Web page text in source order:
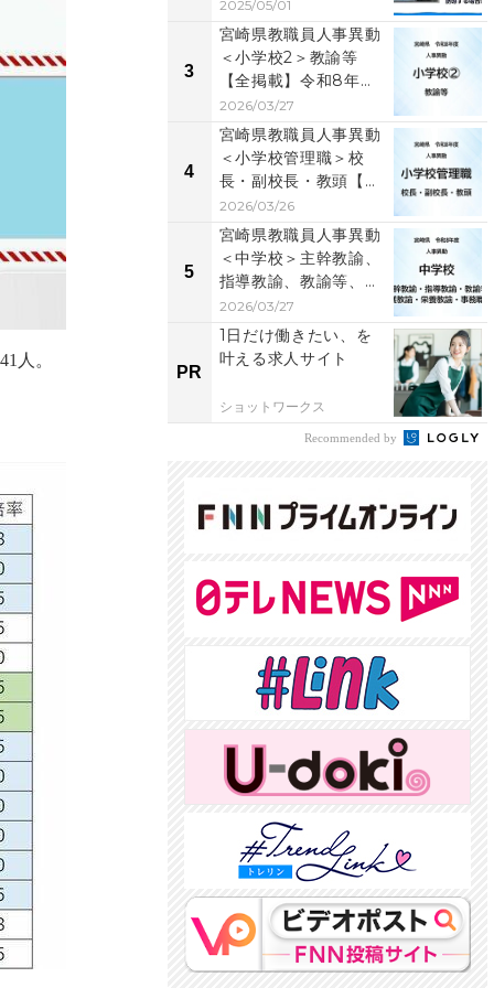
人。
2025/05/01
3
宮崎県教職員人事異動
＜小学校2＞教諭等
【全掲載】令和8年
度 あなたの恩師はど
の学...
2026/03/27
4
宮崎県教職員人事異動
＜小学校管理職＞校
長・副校長・教頭【全
掲載】令和8年度 あ
な...
2026/03/26
5
宮崎県教職員人事異動
＜中学校＞主幹教諭、
指導教諭、教諭等、養
護教諭、栄養教諭、
事...
2026/03/27
PR
1日だけ働きたい、を
叶える求人サイト
ショットワークス
Recommended by